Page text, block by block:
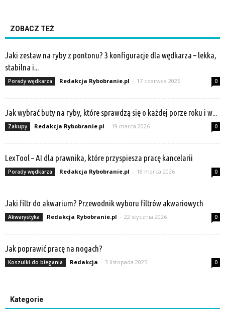
ZOBACZ TEŻ
Jaki zestaw na ryby z pontonu? 3 konfiguracje dla wędkarza – lekka,
stabilna i...
Porady wędkarza Redakcja Rybobranie.pl - 17 czerwca 2026 0
Jak wybrać buty na ryby, które sprawdzą się o każdej porze roku i w...
Zakupy Redakcja Rybobranie.pl - 19 marca 2026 0
LexTool – AI dla prawnika, które przyspiesza pracę kancelarii
Porady wędkarza Redakcja Rybobranie.pl - 18 marca 2026 0
Jaki filtr do akwarium? Przewodnik wyboru filtrów akwariowych
Akwarystyka Redakcja Rybobranie.pl - 22 stycznia 2026 0
Jak poprawić pracę na nogach?
Koszulki do biegania Redakcja - 3 listopada 2025 0
Kategorie